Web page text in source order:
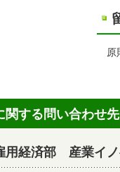
原
関する問い合わせ先
経済部 産業イノ